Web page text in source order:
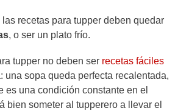
las recetas para tupper deben quedar
, o ser un plato frío.
tupper no deben ser recetas fáciles
una sopa queda perfecta recalentada,
es una condición constante en el
bien someter al tupperero a llevar el